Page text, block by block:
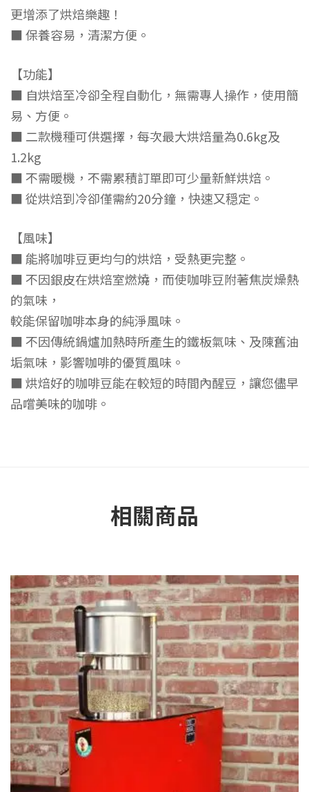
更增添了烘焙樂趣！
■ 保養容易，清潔方便。
【功能】
■ 自烘焙至冷卻全程自動化，無需專人操作，使用簡
易、方便。
■ 二款機種可供選擇，每次最大烘焙量為0.6kg及
1.2kg
■ 不需暖機，不需累積訂單即可少量新鮮烘焙。
■ 從烘焙到冷卻僅需約20分鐘，快速又穏定。
【風味】
■ 能將咖啡豆更均勻的烘焙，受熱更完整。
■ 不因銀皮在烘焙室燃燒，而使咖啡豆附著焦炭燥熱
的氣味，
較能保留咖啡本身的純淨風味。
■ 不因傳統鍋爐加熱時所產生的鐵板氣味、及陳舊油
垢氣味，影響咖啡的優質風味。
■ 烘焙好的咖啡豆能在較短的時間內醒豆，讓您儘早
品嚐美味的咖啡。
相關商品